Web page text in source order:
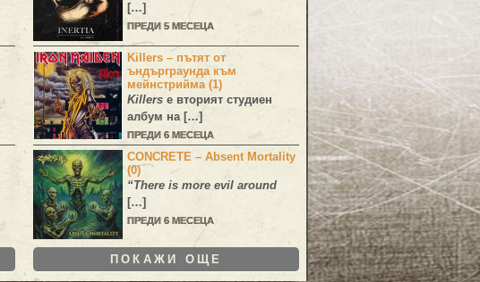
[…]
ПРЕДИ 5 МЕСЕЦА
Killers – пътят от
ъндърграунда към
мейнстрийма (1)
Killers е вторият студиен
албум на […]
ПРЕДИ 6 МЕСЕЦА
CONCRETE – Absent Mortality
(0)
“There is more evil around
[…]
ПРЕДИ 6 МЕСЕЦА
ПОКАЖИ ОЩЕ